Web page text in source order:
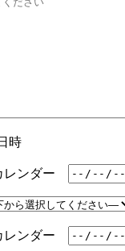
時
レンダー
レンダー